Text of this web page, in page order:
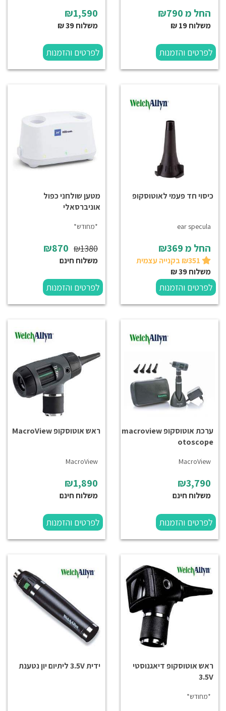
החל מ
משלוח 19 ₪
לפרטים והזמנות
₪1,590
משלוח 39 ₪
לפרטים והזמנות
כיסוי חד פעמי לאוטוסקופ
ear specula
החל מ
משלוח 39 ₪
לפרטים והזמנות
מטען שולחני כפול
אוניברסאלי
*מחודש*
₪870 ₪1380
משלוח חינם
לפרטים והזמנות
ערכת אוטוסקופ macroview
otoscope
MacroView
₪3,790
משלוח חינם
לפרטים והזמנות
ראש אוטוסקופ MacroView
MacroView
₪1,890
משלוח חינם
לפרטים והזמנות
ראש אוטוסקופ דיאגנוסטי
3.5V
*מחודש*
ידית 3.5V ליתיום יון נטענת